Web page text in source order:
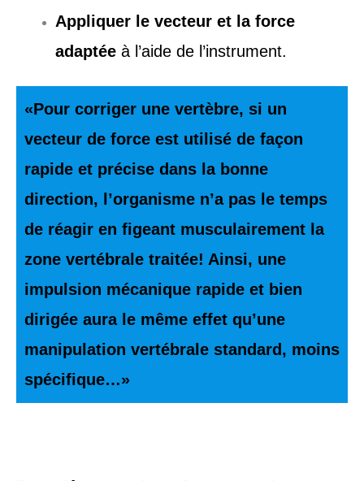
Appliquer le vecteur et la force
adaptée à l’aide de l’instrument.
«Pour corriger une vertèbre, si un
vecteur de force est utilisé de façon
rapide et précise dans la bonne
direction, l’organisme n’a pas le temps
de réagir en figeant musculairement la
zone vertébrale traitée! Ainsi, une
impulsion mécanique rapide et bien
dirigée aura le même effet qu’une
manipulation vertébrale standard, moins
spécifique…»